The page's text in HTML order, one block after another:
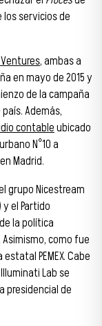
servicios de
, ambas a
en mayo de 2015 y
de la campaña
Además,
contableubicado
N°10 a
Madrid.
grupo Nicestream
y el Partido
la política
como fue
PEMEX. Cabe
Lab se
presidencial de